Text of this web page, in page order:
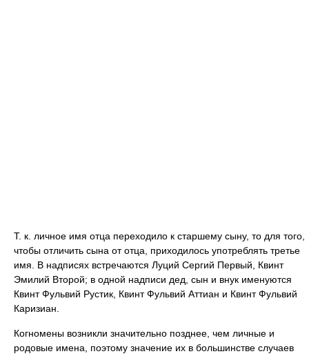
Т. к. личное имя отца переходило к старшему сыну, то для того,
чтобы отличить сына от отца, приходилось употреблять третье
имя. В надписях встречаются Луций Сергий Первый, Квинт
Эмилий Второй; в одной надписи дед, сын и внук именуются
Квинт Фульвий Рустик, Квинт Фульвий Аттиан и Квинт Фульвий
Каризиан.
Когномены возникли значительно позднее, чем личные и
родовые имена, поэтому значение их в большинстве случаев